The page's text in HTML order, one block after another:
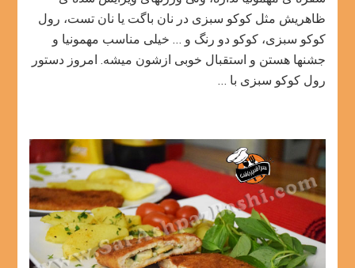
ظاهریش مثل کوکو سبزی در نان باگت یا نان تست، رول
کوکو سبزی، کوکو دو رنگ و … خیلی مناسب مهمونیا و
جشنها هستن و استقبال خوبی ازشون میشه. امروز دستور
رول کوکو سبزی با …